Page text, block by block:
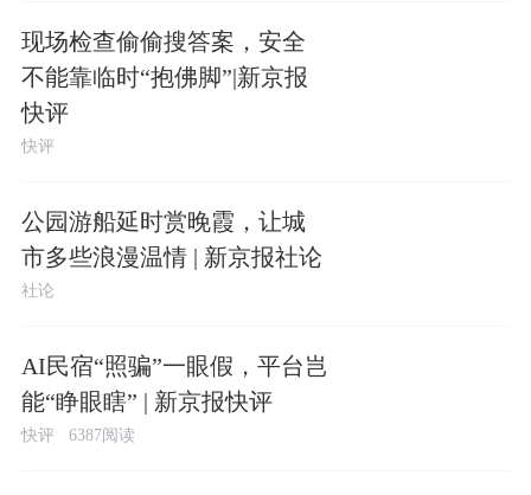
现场检查偷偷搜答案，安全
不能靠临时“抱佛脚”|新京报
快评
快评
公园游船延时赏晚霞，让城
市多些浪漫温情 | 新京报社论
社论
AI民宿“照骗”一眼假，平台岂
能“睁眼瞎” | 新京报快评
快评 6387阅读